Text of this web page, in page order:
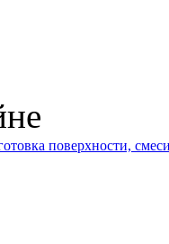
поверхности,